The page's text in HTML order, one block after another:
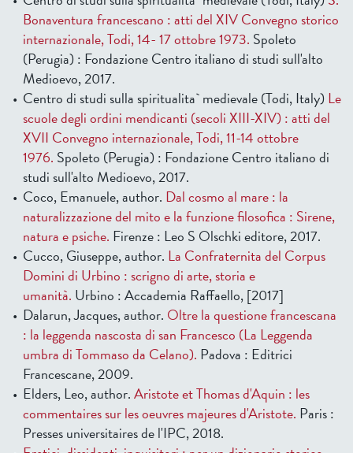
Bonaventura francescano : atti del XIV Convegno storico
internazionale, Todi, 14- 17 ottobre 1973. Spoleto
(Perugia) : Fondazione Centro italiano di studi sull'alto
Medioevo, 2017.
Centro di studi sulla spiritualita` medievale (Todi, Italy)Le
scuole degli ordini mendicanti (secoli XIII-XIV) : atti del
XVII Convegno internazionale, Todi, 11-14 ottobre
1976. Spoleto (Perugia) : Fondazione Centro italiano di
studi sull'alto Medioevo, 2017.
Coco, Emanuele, author. Dal cosmo al mare : la
naturalizzazione del mito e la funzione filosofica : Sirene,
natura e psiche. Firenze : Leo S Olschki editore, 2017.
Cucco, Giuseppe, author. La Confraternita del Corpus
Domini di Urbino : scrigno di arte, storia e
umanità. Urbino : Accademia Raffaello, [2017]
Dalarun, Jacques, author. Oltre la questione francescana
: la leggenda nascosta di san Francesco (La Leggenda
umbra di Tommaso da Celano). Padova : Editrici
Francescane, 2009.
Elders, Leo, author.Aristote et Thomas d'Aquin : les
commentaires sur les oeuvres majeures d'Aristote. Paris :
Presses universitaires de l'IPC, 2018.